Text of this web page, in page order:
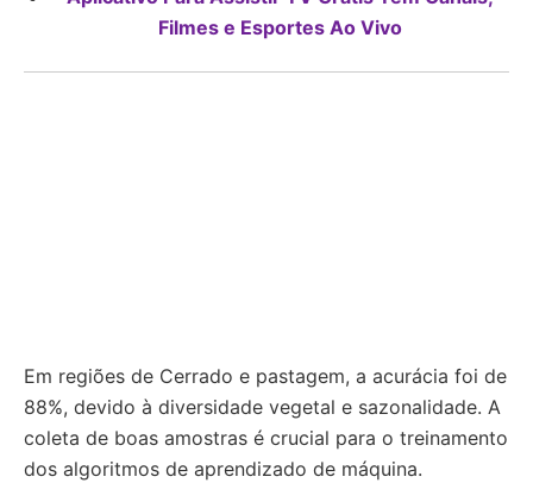
Filmes e Esportes Ao Vivo
Em regiões de Cerrado e pastagem, a acurácia foi de
88%, devido à diversidade vegetal e sazonalidade. A
coleta de boas amostras é crucial para o treinamento
dos algoritmos de aprendizado de máquina.